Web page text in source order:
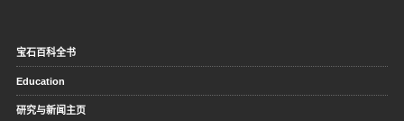
宝石百科全书
Education
研究与新闻主页